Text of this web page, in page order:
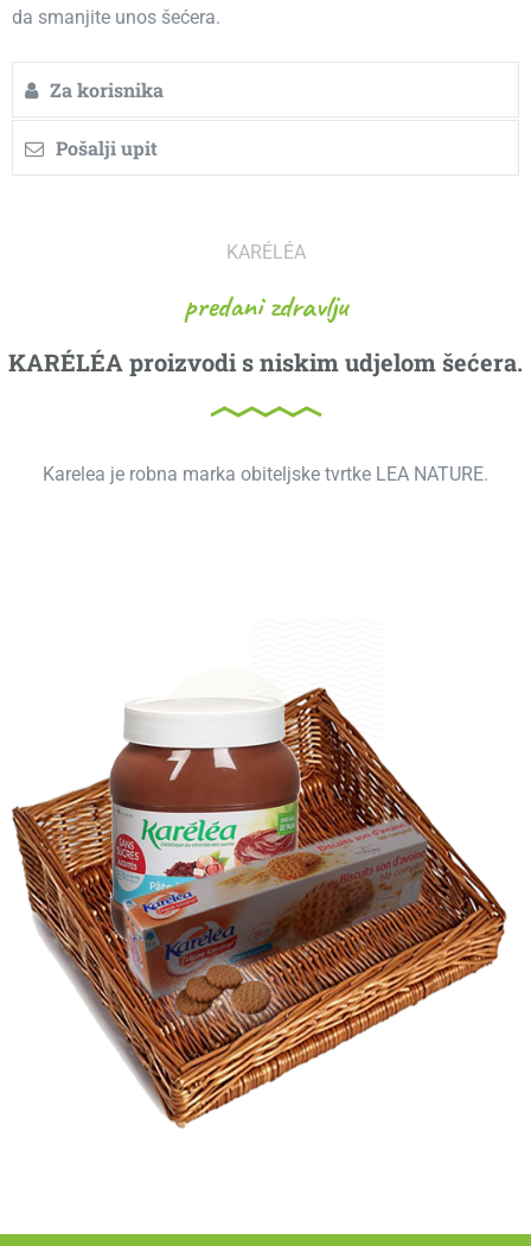
da smanjite unos šećera.
Za korisnika
Pošalji upit
KARÉLÉA
predani zdravlju
KARÉLÉA proizvodi s niskim udjelom šećera.
Karelea je robna marka obiteljske tvrtke LEA NATURE.